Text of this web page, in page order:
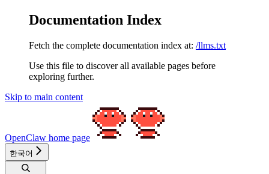
Documentation Index
Fetch the complete documentation index at: /llms.txt
Use this file to discover all available pages before
exploring further.
Skip to main content
OpenClaw home page
한국어